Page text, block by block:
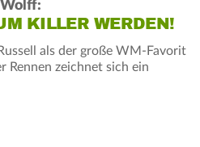
KILLER WERDEN!
als der große WM-Favorit
Rennen zeichnet sich ein